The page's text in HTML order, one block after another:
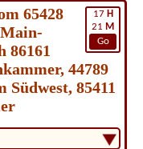
17 H
21 M
Go
65428
86161
44789
Südwest, 85411